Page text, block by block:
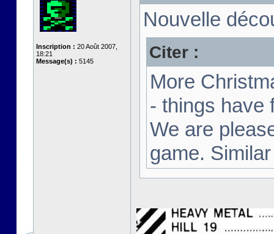
Inscription : 20 Août 2007,
18:21
Message(s) : 5145
Nouvelle
Citer :
More
- things have
We are
game.